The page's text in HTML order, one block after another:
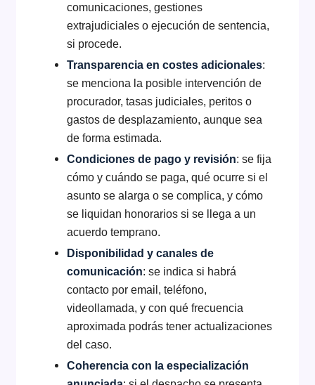
comunicaciones, gestiones
extrajudiciales o ejecución de sentencia,
si procede.
Transparencia en costes adicionales:
se menciona la posible intervención de
procurador, tasas judiciales, peritos o
gastos de desplazamiento, aunque sea
de forma estimada.
Condiciones de pago y revisión: se fija
cómo y cuándo se paga, qué ocurre si el
asunto se alarga o se complica, y cómo
se liquidan honorarios si se llega a un
acuerdo temprano.
Disponibilidad y canales de
comunicación: se indica si habrá
contacto por email, teléfono,
videollamada, y con qué frecuencia
aproximada podrás tener actualizaciones
del caso.
Coherencia con la especialización